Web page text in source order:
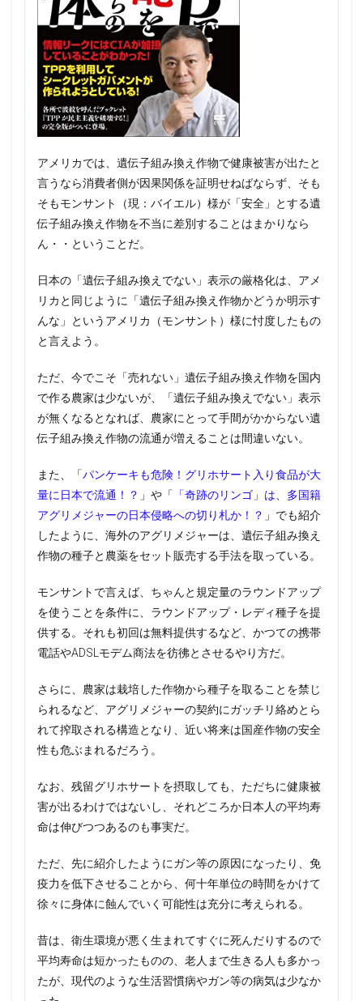
アメリカでは、遺伝子組み換え作物で健康被害が出たと
言うなら消費者側が因果関係を証明せねばならず、そも
そもモンサント（現：バイエル）様が「安全」とする遺
伝子組み換え作物を不当に差別することはまかりなら
ん・・ということだ。
日本の「遺伝子組み換えでない」表示の厳格化は、アメ
リカと同じように「遺伝子組み換え作物かどうか明示す
んな」というアメリカ（モンサント）様に忖度したもの
と言えよう。
ただ、今でこそ「売れない」遺伝子組み換え作物を国内
で作る農家は少ないが、「遺伝子組み換えでない」表示
が無くなるとなれば、農家にとって手間がかからない遺
伝子組み換え作物の流通が増えることは間違いない。
また、「パンケーキも危険！グリホサート入り食品が大
量に日本で流通！？ 」や「
「奇跡のリンゴ」は、多国籍
アグリメジャーの日本侵略への切り札か！？ 」でも紹介
したように、海外のアグリメジャーは、遺伝子組み換え
作物の種子と農薬をセット販売する手法を取っている。
モンサントで言えば、ちゃんと規定量のラウンドアップ
を使うことを条件に、ラウンドアップ・レディ種子を提
供する。それも初回は無料提供するなど、かつての携帯
電話やADSLモデム商法を彷彿とさせるやり方だ。
さらに、農家は栽培した作物から種子を取ることを禁じ
られるなど、アグリメジャーの契約にガッチリ絡めとら
れて搾取される構造となり、近い将来は国産作物の安全
性も危ぶまれるだろう。
なお、残留グリホサートを摂取しても、ただちに健康被
害が出るわけではないし、それどころか日本人の平均寿
命は伸びつつあるのも事実だ。
ただ、先に紹介したようにガン等の原因になったり、免
疫力を低下させることから、何十年単位の時間をかけて
徐々に身体に蝕んでいく可能性は充分に考えられる。
昔は、衛生環境が悪く生まれてすぐに死んだりするので
平均寿命は短かったものの、老人まで生きる人も多かっ
たが、現代のような生活習慣病やガン等の病気は少なか